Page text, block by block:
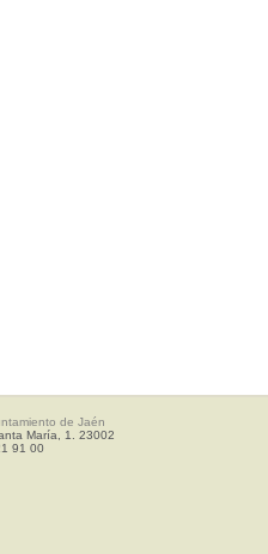
de Jaén
María, 1. 23002
91 00